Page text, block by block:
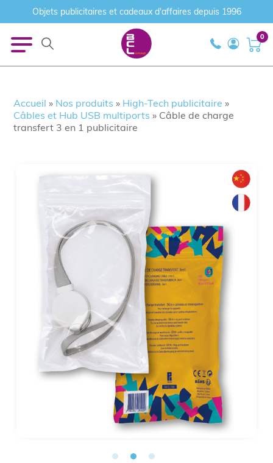
Objets publicitaires et cadeaux d'affaires depuis 1996
0
Accueil » Nos produits » High-Tech publicitaire »
Câbles et Hub USB multiports » Câble de charge
transfert 3 en 1 publicitaire